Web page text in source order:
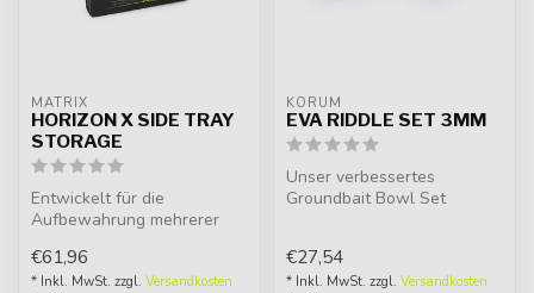
MATRIX
HORIZON X SIDE TRAY
STORAGE
Entwickelt für die
Aufbewahrung mehrerer
allen Größ...
€61,96
* Inkl. MwSt. zzgl. Versandkosten
KORUM
EVA RIDDLE SET 3MM
Unser verbessertes
Groundbait Bowl Set
Gummigit...
€27,54
* Inkl. MwSt. zzgl. Versandkosten